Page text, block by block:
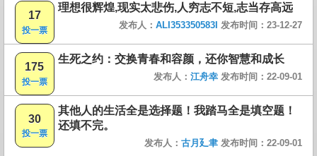
17
投一票
理想很辉煌,现实太悲伤,人穷志不短,志当存高远
发布人： ALI353350583I 发布时间：23-12-27
175
投一票
生死之约：交换青春和容颜，还你智慧和成长
发布人： 江舟幸 发布时间：22-09-01
30
投一票
其他人的生活全是选择题！我踏马全是填空题！
还填不完。
发布人： 古月廴聿 发布时间：22-09-01